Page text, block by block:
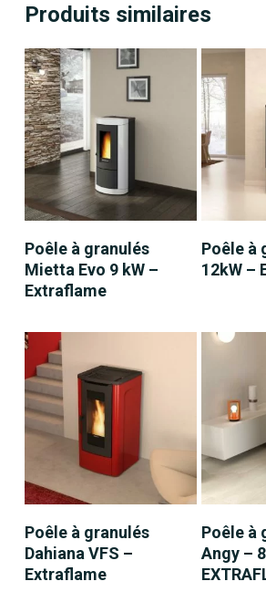
Produits similaires
LIRE LA SUITE
Poêle à granulés
Mietta Evo 9 kW –
Extraflame
Poêle à
12kW –
LIRE LA SUITE
Poêle à granulés
Dahiana VFS –
Extraflame
Poêle à
Angy –